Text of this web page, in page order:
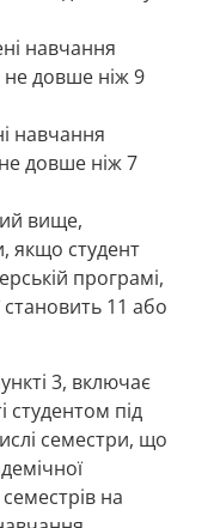
навчання
не довше ніж 9
навчання
довше ніж 7
вище,
якщо студент
програмі,
11 або
3, включає
студентом під
семестри, що
на